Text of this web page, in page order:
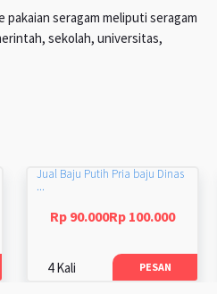
pakaian seragam meliputi seragam
sekolah, universitas,
Jual Baju Putih Pria baju Dinas
...
Rp 90.000Rp 100.000
4 Kali PESAN